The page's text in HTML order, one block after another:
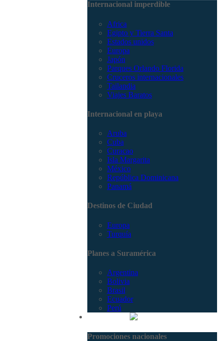
Internacional imperdible
Africa
Egipto y Tierra Santa
Estados unidos
Europa
Japón
Parques Orlando Florida
Cruceros internacionales
Tailandia
Viajes Baratos
Internacional en playa
Aruba
Cuba
Curacao
Isla Margarita
México
República Dominicana
Panamá
Destinos de Ciudad
Europa
Turquía
Planes a Suramérica
Argentina
Bolivia
Brasil
Ecuador
Perú
Promociones nacionales